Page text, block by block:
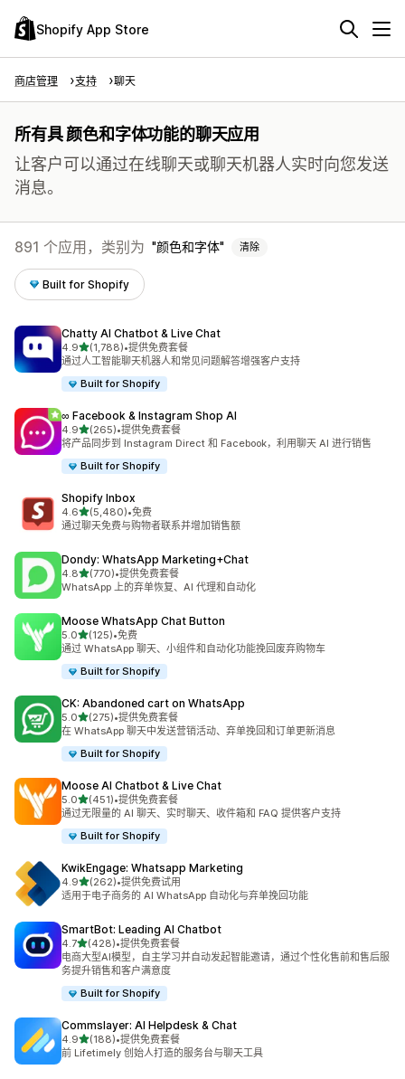
Shopify App Store
商店管理 支持 聊天
所有具 颜色和字体功能的聊天应用
让客户可以通过在线聊天或聊天机器人实时向您发送
消息。
891 个应用，类别为 颜色和字体 清除
Built for Shopify
Chatty AI Chatbot & Live Chat
4.9星（满分 5 星）
(1,788)
总共 1788 条评论
•提供免费套餐
通过人工智能聊天机器人和常见问题解答增强客户支持
Built for Shopify
∞ Facebook & Instagram Shop AI
4.9星（满分 5 星）
(265)
总共 265 条评论
•提供免费套餐
将产品同步到 Instagram Direct 和 Facebook，利用聊天 AI 进行销售
Built for Shopify
Shopify Inbox
4.6星（满分 5 星）
(5,480)
总共 5480 条评论
•免费
通过聊天免费与购物者联系并增加销售额
Dondy: WhatsApp Marketing+Chat
4.8星（满分 5 星）
(770)
总共 770 条评论
•提供免费套餐
WhatsApp 上的弃单恢复、AI 代理和自动化
Moose WhatsApp Chat Button
5.0星（满分 5 星）
(125)
总共 125 条评论
•免费
通过 WhatsApp 聊天、小组件和自动化功能挽回废弃购物车
Built for Shopify
CK: Abandoned cart on WhatsApp
5.0星（满分 5 星）
(275)
总共 275 条评论
•提供免费套餐
在 WhatsApp 聊天中发送营销活动、弃单挽回和订单更新消息
Built for Shopify
Moose AI Chatbot & Live Chat
5.0星（满分 5 星）
(451)
总共 451 条评论
•提供免费套餐
通过无限量的 AI 聊天、实时聊天、收件箱和 FAQ 提供客户支持
Built for Shopify
KwikEngage: Whatsapp Marketing
4.9星（满分 5 星）
(262)
总共 262 条评论
•提供免费试用
适用于电子商务的 AI WhatsApp 自动化与弃单挽回功能
SmartBot: Leading AI Chatbot
4.7星（满分 5 星）
(428)
总共 428 条评论
•提供免费套餐
电商大型AI模型，自主学习并自动发起智能邀请，通过个性化售前和售后服
务提升销售和客户满意度
Built for Shopify
Commslayer: AI Helpdesk & Chat
4.9星（满分 5 星）
(188)
总共 188 条评论
•提供免费套餐
前 Lifetimely 创始人打造的服务台与聊天工具